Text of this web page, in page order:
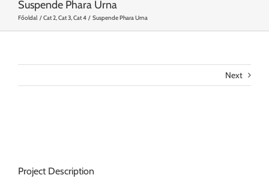
Suspende Phara Urna
Főoldal Cat 2 Cat 3 Cat 4 Suspende Phara Urna
Next
Project Description